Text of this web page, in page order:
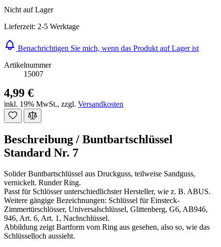
Nicht auf Lager
Lieferzeit: 2-5 Werktage
Benachrichtigen Sie mich, wenn das Produkt auf Lager ist
Artikelnummer
15007
4,99 €
inkl. 19% MwSt., zzgl. Versandkosten
Beschreibung / Buntbartschlüssel
Standard Nr. 7
Solider Buntbartschlüssel aus Druckguss, teilweise Sandguss,
vernickelt. Runder Ring.
Passt für Schlösser unterschiedlichster Hersteller, wie z. B. ABUS.
Weitere gängige Bezeichnungen: Schlüssel für Einsteck-
Zimmertürschlösser, Universalschlüssel, Glittenberg, G6, AB946,
946, Art. 6, Art. 1, Nachschlüssel.
Abbildung zeigt Bartform vom Ring aus gesehen, also so, wie das
Schlüsselloch aussieht.